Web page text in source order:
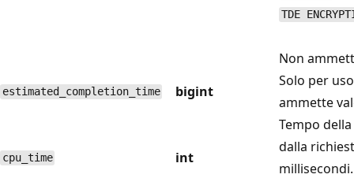
TDE
Non
estimated_completion_time bigint
Solo per
ammette
cpu_time int
Tempo
dalla